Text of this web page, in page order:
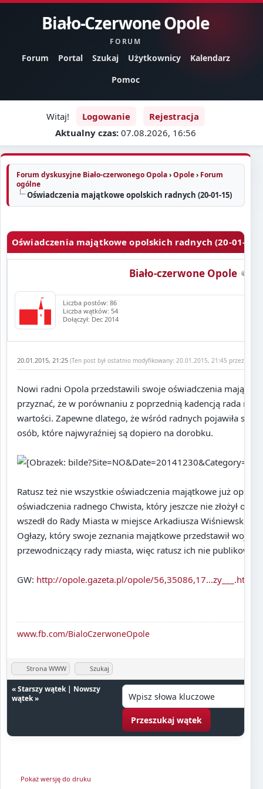
Biało-Czerwone Opole
FORUM
Forum Portal Szukaj Użytkownicy
Kalendarz
Pomoc
Witaj! Logowanie
Rejestracja
Aktualny czas: 07.08.2026, 16:56
Forum dyskusyjne Biało-czerwonego Opola›Opole› Forum
ogólne
Oświadczenia majątkowe opolskich radnych (20-01-15)
Oświadczenia majątkowe opolskich radnych (20-01-15)
Biało-czerwone Opole
Liczba postów: 86
Liczba wątków: 54
Dołączył: Dec 2014
20.01.2015, 21:25 (Ten post był ostatnio modyfikowany: 20.01.2015, 21:45 przez
Nowi radni Opola przedstawili swoje oświadczenia
przyznać, że w porównaniu z poprzednią kadencją rada
wartości. Zapewne dlatego, że wśród radnych pojawiła się
osób, które najwyraźniej są dopiero na dorobku.
Ratusz też nie wszystkie oświadczenia majątkowe już
oświadczenia radnego Chwista, który jeszcze nie złożył
wszedł do Rady Miasta w miejsce Arkadiusza
Ogłazy, który swoje zeznania majątkowe przedstawił
przewodniczący rady miasta, więc ratusz ich nie publikował.
GW: http://opole.gazeta.pl/opole/56,35086,17...zy___.html
www.fb.com/BialoCzerwoneOpole
Strona WWW Szukaj
«Starszy wątek| Nowszy
wątek»
Pokaż wersję do druku